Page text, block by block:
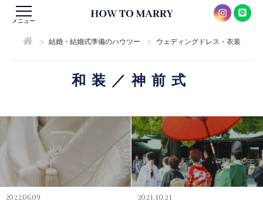
メニュー
> 結婚・結婚式準備のハウツー > ウェディングドレス・衣装
和装／神前式
2022.06.09
2021.10.21